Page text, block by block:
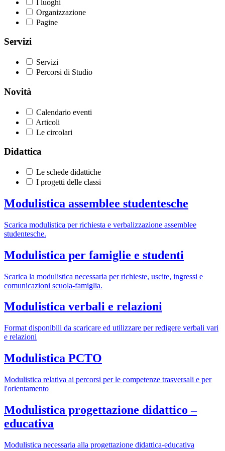
I luoghi
Organizzazione
Pagine
Servizi
Servizi
Percorsi di Studio
Novità
Calendario eventi
Articoli
Le circolari
Didattica
Le schede didattiche
I progetti delle classi
Modulistica assemblee studentesche
Scarica modulistica per richiesta e verbalizzazione assemblee
studentesche.
Modulistica per famiglie e studenti
Scarica la modulistica necessaria per richieste, uscite, ingressi e
comunicazioni scuola-famiglia.
Modulistica verbali e relazioni
Format disponibili da scaricare ed utilizzare per redigere verbali vari
e relazioni
Modulistica PCTO
Modulistica relativa ai percorsi per le competenze trasversali e per
l'orientamento
Modulistica progettazione didattico –
educativa
Modulistica necessaria alla progettazione didattica-educativa